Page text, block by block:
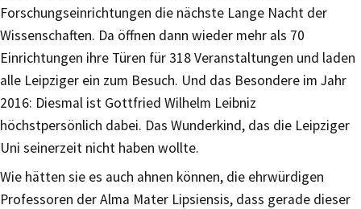
Forschungseinrichtungen die nächste Lange Nacht der
Wissenschaften. Da öffnen dann wieder mehr als 70
Einrichtungen ihre Türen für 318 Veranstaltungen und laden
alle Leipziger ein zum Besuch. Und das Besondere im Jahr
2016: Diesmal ist Gottfried Wilhelm Leibniz
höchstpersönlich dabei. Das Wunderkind, das die Leipziger
Uni seinerzeit nicht haben wollte.
Wie hätten sie es auch ahnen können, die ehrwürdigen
Professoren der Alma Mater Lipsiensis, dass gerade dieser